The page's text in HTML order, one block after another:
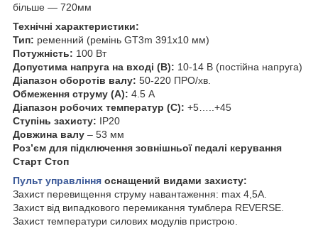
більше — 720мм
Технічні характеристики:
Тип: ременний (ремінь GT3m 391х10 мм)
Потужність: 100 Вт
Допустима напруга на вході (В): 10-14 В (постійна напруга)
Діапазон оборотів валу: 50-220 ПРО/хв.
Обмеження струму (А): 4.5 А
Діапазон робочих температур (С): +5…..+45
Ступінь захисту: IP20
Довжина валу – 53 мм
Роз’єм для підключення зовнішньої педалі керування
Старт Стоп
Пульт управління оснащений видами захисту:
Захист перевищення струму навантаження: max 4,5А.
Захист від випадкового перемикання тумблера REVERSE.
Захист температури силових модулів пристрою.